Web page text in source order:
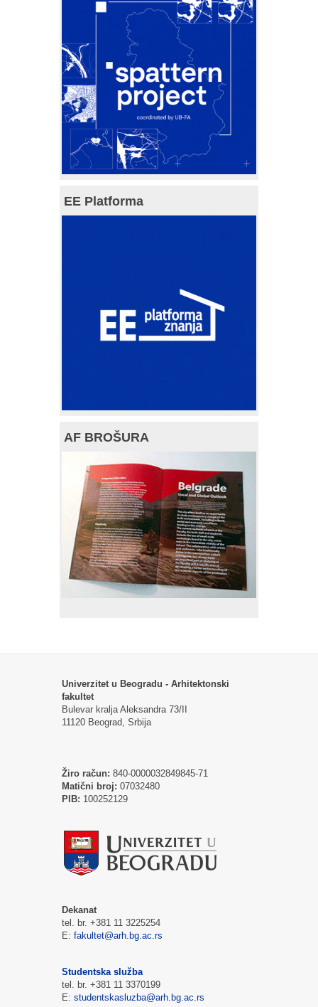
EE Platforma
AF BROŠURA
Univerzitet u Beogradu - Arhitektonski
fakultet
Bulevar kralja Aleksandra 73/II
11120 Beograd, Srbija
Žiro račun: 840-0000032849845-71
Matični broj: 07032480
PIB: 100252129
Dekanat
tel. br. +381 11 3225254
E: fakultet@arh.bg.ac.rs
Studentska služba
tel. br. +381 11 3370199
E: studentskasluzba@arh.bg.ac.rs